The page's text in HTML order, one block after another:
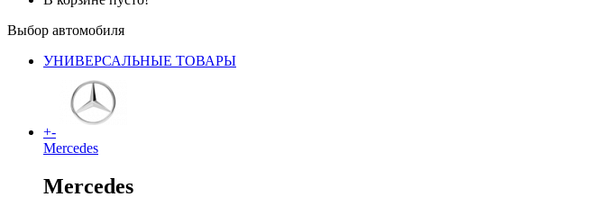
Выбор автомобиля
УНИВЕРСАЛЬНЫЕ ТОВАРЫ
+-
Mercedes
Mercedes